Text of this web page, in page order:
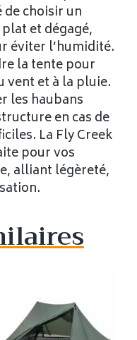
choisir un
et dégagé,
éviter l’humidité.
la tente pour
vent et à la pluie.
les haubans
en cas de
La Fly Creek
pour vos
alliant légèreté,